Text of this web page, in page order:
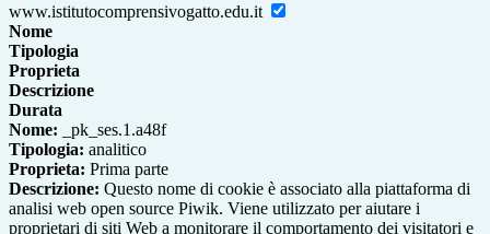
www.istitutocomprensivogatto.edu.it
Nome
Tipologia
Proprieta
Descrizione
Durata
Nome: _pk_ses.1.a48f
Tipologia: analitico
Proprieta: Prima parte
Descrizione: Questo nome di cookie è associato alla piattaforma di
analisi web open source Piwik. Viene utilizzato per aiutare i
proprietari di siti Web a monitorare il comportamento dei visitatori e